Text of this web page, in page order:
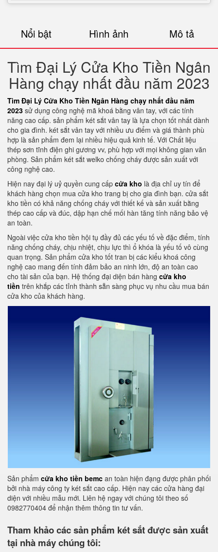
Nổi bật Hình ảnh Mô tả
Tìm Đại Lý Cửa Kho Tiền Ngân
Hàng chạy nhất đầu năm 2023
Tìm Đại Lý Cửa Kho Tiền Ngân Hàng chạy nhất đầu năm
2023 sử dụng công nghệ mã khoá bằng vân tay, với các tính
năng cao cấp. sản phẩm két sắt vân tay là lựa chọn tốt nhất dành
cho gia đình. két sắt vân tay với nhiều ưu điểm và giá thành phù
hợp là sản phẩm đem lại nhiều hiệu quả kinh tế. Với Chất liệu
thép sơn tĩnh điện ghi gương vv, phù hợp với mọi không gian văn
phòng. Sản phẩm két sắt welko chống cháy được sản xuất với
công nghệ cao.
Hiện nay đại lý uỷ quyền cung cấp cửa kho là địa chỉ uy tín để
khách hàng chọn mua cửa kho trang bị cho gia đình bạn. cửa sắt
kho tiền có khả năng chống cháy với thiết kế và sản xuất bằng
thép cao cấp và đúc, dập hạn chế mối hàn tăng tính năng bảo vệ
an toàn.
Ngoài việc cửa kho tiền hội tụ đầy đủ các yếu tố về đặc điểm, tính
năng chống cháy, chịu nhiệt, chịu lực thì ổ khóa là yếu tố vô cùng
quan trọng. Sản phẩm cửa kho tốt tran bị các kiểu khoá công
nghệ cao mang đến tính đảm bảo an ninh lớn, độ an toàn cao
cho tài sản của bạn. Hệ thống đại diện bán hàng cửa kho
tiền trên khắp các tỉnh thành sẵn sàng phục vụ nhu cầu mua bán
cửa kho của khách hàng.
Sản phẩm cửa kho tiền bemc an toàn hiện đạng được phân phối
bởi nhà máy công ty két sắt cao cấp. Hiện nay các cửa hàng đại
diện với nhiều mẫu mới. Liên hệ ngay với chúng tôi theo số
0982770404 để nhận thêm thông tin tư vấn.
Tham khảo các sản phẩm két sắt được sản xuất
tại nhà máy chúng tôi: